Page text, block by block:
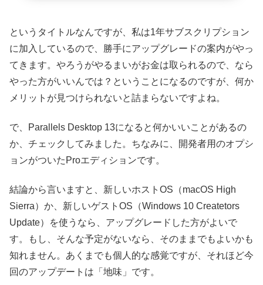
というタイトルなんですが、私は1年サブスクリプション
に加入しているので、勝手にアップグレードの案内がやっ
てきます。やろうがやるまいがお金は取られるので、なら
やった方がいいんでは？ということになるのですが、何か
メリットが見つけられないと詰まらないですよね。
で、Parallels Desktop 13になると何かいいことがあるの
か、チェックしてみました。ちなみに、開発者用のオプシ
ョンがついたProエディションです。
結論から言いますと、新しいホストOS（macOS High
Sierra）か、新しいゲストOS（Windows 10 Createtors
Update）を使うなら、アップグレードした方がよいで
す。もし、そんな予定がないなら、そのままでもよいかも
知れません。あくまでも個人的な感覚ですが、それほど今
回のアップデートは「地味」です。